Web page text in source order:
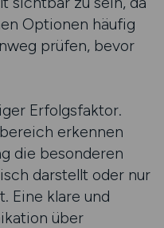
Optionen häufig
prüfen, bevor
Erfolgsfaktor.
erkennen
die besonderen
darstellt oder nur
Eine klare und
über